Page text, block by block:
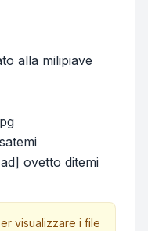
alla milipiave
ovetto ditemi
visualizzare i file